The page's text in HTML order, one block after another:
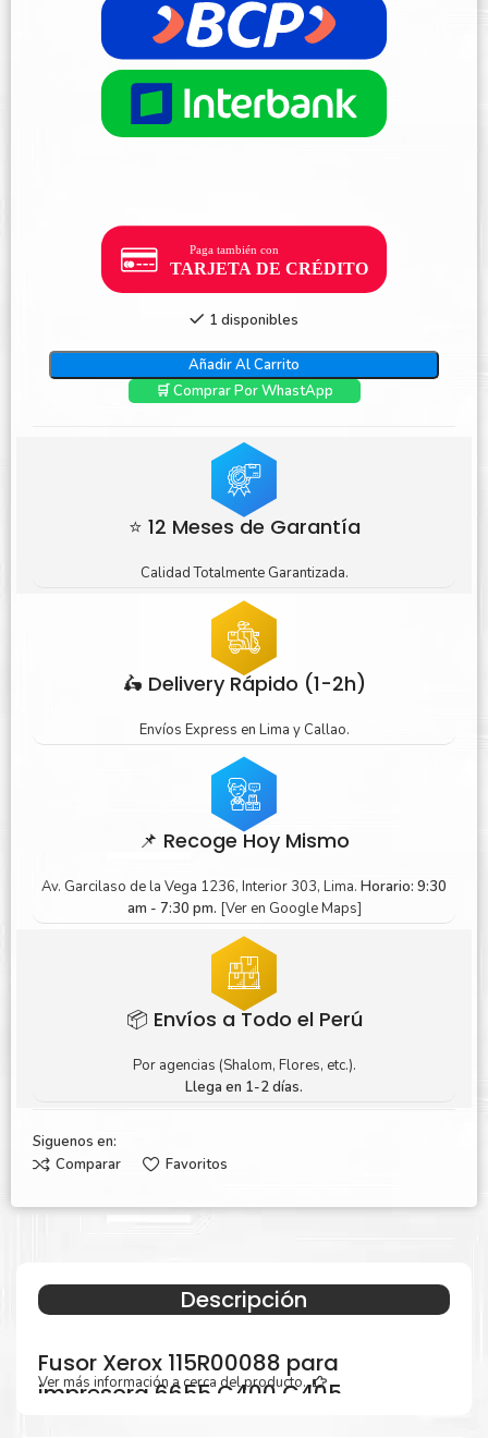
1 disponibles
Añadir Al Carrito
🛒 Comprar Por WhastApp
⭐ 12 Meses de Garantía
Calidad Totalmente Garantizada.
🛵 Delivery Rápido (1-2h)
Envíos Express en Lima y Callao.
📌 Recoge Hoy Mismo
Av. Garcilaso de la Vega 1236, Interior 303, Lima. Horario: 9:30
am - 7:30 pm. [Ver en Google Maps]
📦 Envíos a Todo el Perú
Por agencias (Shalom, Flores, etc.).
Llega en 1-2 días.
Siguenos en:
Comparar
Favoritos
Descripción
Fusor Xerox 115R00088 para
impresora 6655 C400 C405
Ver más información a cerca del producto...